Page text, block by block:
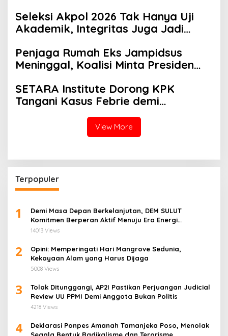
Seleksi Akpol 2026 Tak Hanya Uji
Akademik, Integritas Juga Jadi
Penjaga Rumah Eks Jampidsus
Meninggal, Koalisi Minta Presiden
SETARA Institute Dorong KPK
Tangani Kasus Febrie demi
View More
Terpopuler
1
Demi Masa Depan Berkelanjutan, DEM SULUT
Komitmen Berperan Aktif Menuju Era Energi
Terbarukan di Sulawesi Utara
14013 Views
2
Opini: Memperingati Hari Mangrove Sedunia,
Kekayaan Alam yang Harus Dijaga
5008 Views
3
Tolak Ditunggangi, AP2I Pastikan Perjuangan Judicial
Review UU PPMI Demi Anggota Bukan Politis
4218 Views
4
Deklarasi Ponpes Amanah Tamanjeka Poso, Menolak
Segala Bentuk Radikalisme dan Terorisme